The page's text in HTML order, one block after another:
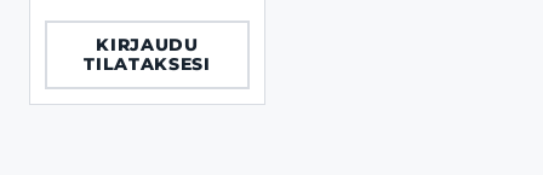
KIRJAUDU
TILATAKSESI